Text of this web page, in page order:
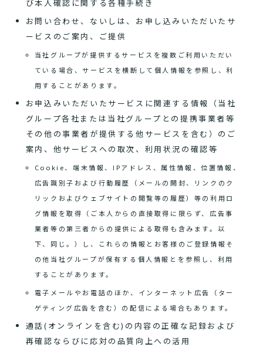
び本人確認に関する各種手続き
お問い合わせ、ないしは、お申し込みいただいたサ
ービスのご案内、ご提供
当社グループが提供するサービスを複数ご利用いただい
ている場合、サービスを横断して個人情報を参照し、利
用することがあります。
お申込みいただいたサービスに関連する情報（当社
グループ各社または当社グループとの提携事業者等
その他の事業者が提供する他サービスを含む）のご
案内、他サービスへの取次、利用状況の確認等
Cookie、端末情報、IPアドレス、属性情報、位置情報、
広告識別子および行動履歴（メールの開封、リンクのク
リックおよびウェブサイトの閲覧等の履歴）等の利用ロ
グ情報を取得（ご本人からの直接取得に限らず、広告事
業者等の第三者からの提供による取得も含みます。以
下、同じ。）し、これらの情報とお客様のご登録情報そ
の他当社グループが保有する個人情報とを参照し、利用
することがあります。
電子メールやお電話のほか、インターネット広告（ター
ゲティング広告を含む）の配信による場合もあります。
通話(オンラインを含む)の内容の正確な記録および
再確認ならびに応対の品質向上への活用